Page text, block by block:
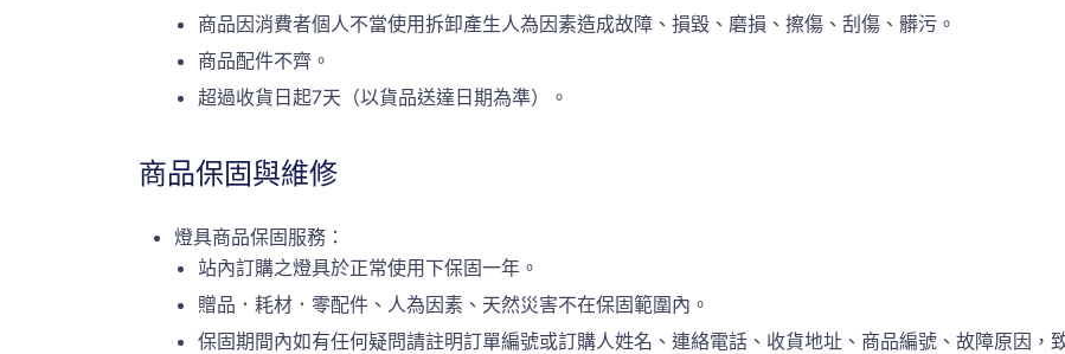
商品因消費者個人不當使用拆卸產生人為因素造成故障、損毀、磨損、擦傷、刮傷、髒污。
商品配件不齊。
超過收貨日起7天（以貨品送達日期為準）。
商品保固與維修
燈具商品保固服務：
站內訂購之燈具於正常使用下保固一年。
贈品．耗材．零配件、人為因素、天然災害不在保固範圍內。
保固期間內如有任何疑問請註明訂單編號或訂購人姓名、連絡電話、收貨地址、商品編號、故障原因